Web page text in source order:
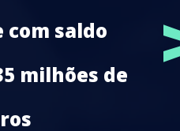
com saldo
milhões de